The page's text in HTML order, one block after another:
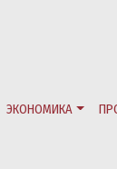
ЭКОНОМИКА